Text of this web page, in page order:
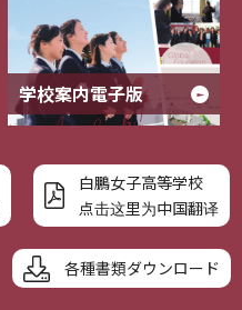
学校案内電子版
白鵬女子高等学校
点击这里为中国翻译
各種書類ダウンロード